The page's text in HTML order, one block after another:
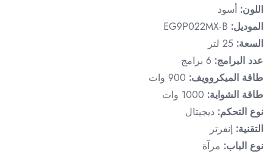
اللون: أسود
الموديل:
السعة:
عدد البرامج:
طاقة الميكروويف:
طاقة الشواية:
نوع التحكم: ديجيتال
التقنية: إنفرتر
نوع الباب: مرآة